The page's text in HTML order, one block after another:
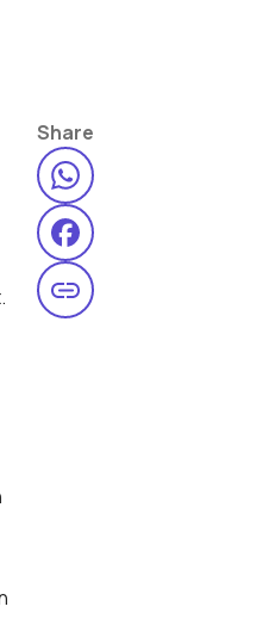
Share